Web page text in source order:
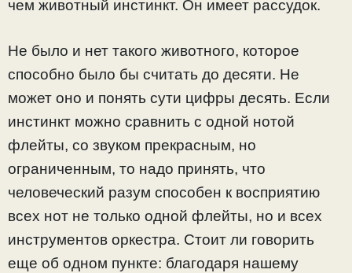
чем животный инстинкт. Он имеет рассудок.
Не было и нет такого животного, которое
способно было бы считать до десяти. Не
может оно и понять сути цифры десять. Если
инстинкт можно сравнить с одной нотой
флейты, со звуком прекрасным, но
ограниченным, то надо принять, что
человеческий разум способен к восприятию
всех нот не только одной флейты, но и всех
инструментов оркестра. Стоит ли говорить
еще об одном пункте: благодаря нашему